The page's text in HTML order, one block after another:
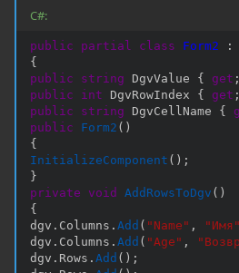
C#:
public partial class Form2 :
{
public
string DgvValue { get ;
public
int DgvRowIndex { get ;
public
string DgvCellName {
public
Form2 ( )
{
InitializeComponent ( ) ;
}
private
void AddRowsToDgv ( )
{
dgv . Columns . Add ( "Name" , "Имя"
dgv . Columns . Add ( "Age" ,
dgv . Rows . Add ( ) ;